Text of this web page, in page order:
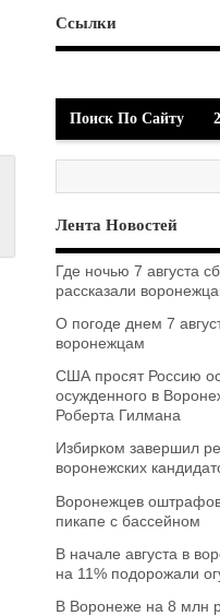
Ссылки
Поиск По Сайту 2
Лента Новостей
Где ночью 7 августа
рассказали
О погоде днем 7
воронежцам
США просят Россию
осужденного в
Роберта Гилмана
Избирком завершил
воронежских
Воронежцев
пикапе с бассейном
В начале августа в
на 11% подорожали
В Воронеже на 8 млн